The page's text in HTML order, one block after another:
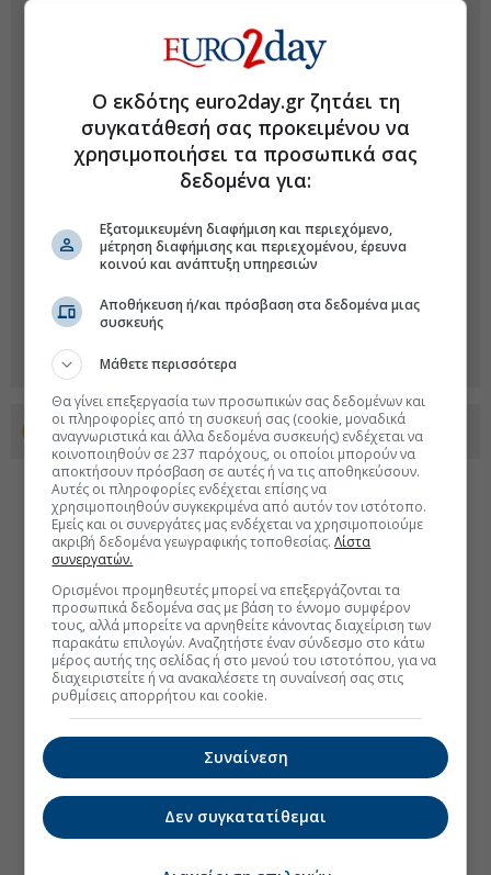
Προσθέστε το euro2day.gr στο Discover
Ο εκδότης euro2day.gr ζητάει τη
συγκατάθεσή σας προκειμένου να
χρησιμοποιήσει τα προσωπικά σας
δεδομένα για:
Εξατομικευμένη διαφήμιση και περιεχόμενο,
μέτρηση διαφήμισης και περιεχομένου, έρευνα
κοινού και ανάπτυξη υπηρεσιών
Αποθήκευση ή/και πρόσβαση στα δεδομένα μιας
συσκευής
Μάθετε περισσότερα
Θα γίνει επεξεργασία των προσωπικών σας δεδομένων και
οι πληροφορίες από τη συσκευή σας (cookie, μοναδικά
αναγνωριστικά και άλλα δεδομένα συσκευής) ενδέχεται να
κοινοποιηθούν σε 237 παρόχους, οι οποίοι μπορούν να
αποκτήσουν πρόσβαση σε αυτές ή να τις αποθηκεύσουν.
Αυτές οι πληροφορίες ενδέχεται επίσης να
χρησιμοποιηθούν συγκεκριμένα από αυτόν τον ιστότοπο.
Εμείς και οι συνεργάτες μας ενδέχεται να χρησιμοποιούμε
ακριβή δεδομένα γεωγραφικής τοποθεσίας.Λίστα
συνεργατών.
Ορισμένοι προμηθευτές μπορεί να επεξεργάζονται τα
προσωπικά δεδομένα σας με βάση το έννομο συμφέρον
τους, αλλά μπορείτε να αρνηθείτε κάνοντας διαχείριση των
παρακάτω επιλογών. Αναζητήστε έναν σύνδεσμο στο κάτω
μέρος αυτής της σελίδας ή στο μενού του ιστοτόπου, για να
διαχειριστείτε ή να ανακαλέσετε τη συναίνεσή σας στις
ρυθμίσεις απορρήτου και cookie.
Συναίνεση
Δεν συγκατατίθεμαι